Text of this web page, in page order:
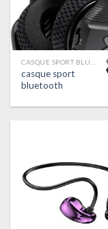
casque sport
bluetooth